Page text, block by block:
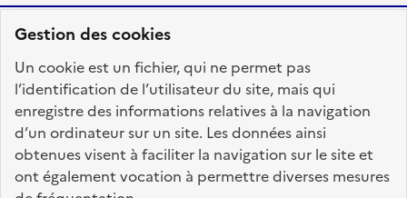
Gestion des cookies
Un cookie est un fichier, qui ne permet pas
l’identification de l’utilisateur du site, mais qui
enregistre des informations relatives à la navigation
d’un ordinateur sur un site. Les données ainsi
obtenues visent à faciliter la navigation sur le site et
ont également vocation à permettre diverses mesures
FRANÇAISE
fonction-publique.gouv.fr
legifrance.gouv.fr